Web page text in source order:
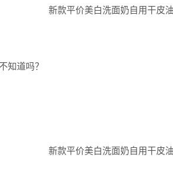
知道吗？